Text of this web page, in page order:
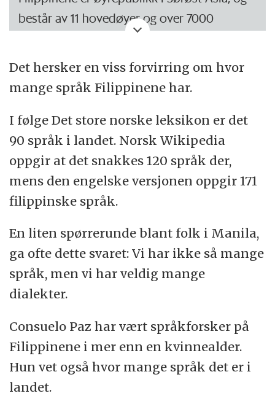
består av 11 hovedøyer og over 7000
Filippinene har en av de raskest økende
befolkninger i verden. Landet hadde ved
folketellingen i 2000 76,5 millioner
innbyggere (beregnet til 86,2 millioner
innbyggere i 2004).
Landet plages av relativt hyppige
naturkatastrofer som vulkanutbrudd,
jordskjelv og tyfoner i tillegg til en
menneskeskapt økologisk forringelse av
miljøet. Naturforholdene med de mange
øyene gjør befolkningen svært blandet, men
Landet er det eneste overveiende kristne
land i Asia (foruten Georgia, Armenia og
Kypros), dog med en muslimsk minoritet i
Det hersker en viss forvirring om hvor
mange språk Filippinene har.
I følge Det store norske leksikon er det
90 språk i landet. Norsk Wikipedia
oppgir at det snakkes 120 språk der,
mens den engelske versjonen oppgir 171
filippinske språk.
En liten spørrerunde blant folk i Manila,
ga ofte dette svaret: Vi har ikke så mange
språk, men vi har veldig mange
dialekter.
Consuelo Paz har vært språkforsker på
Filippinene i mer enn en kvinnealder.
Hun vet også hvor mange språk det er i
landet.